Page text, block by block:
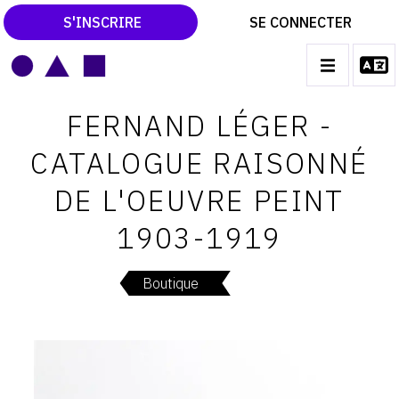
S'INSCRIRE SE CONNECTER
navigation
CATALOGUES RAISONNÉS
LES EXPOSITIONS
LES VERNISSAGES
ARCHIVES DES EXPOSITIONS
ACTUALITÉS DU MONDE DE L'ART
FERNAND LÉGER -
CATALOGUE RAISONNÉ
DE L'OEUVRE PEINT
1903-1919
Boutique